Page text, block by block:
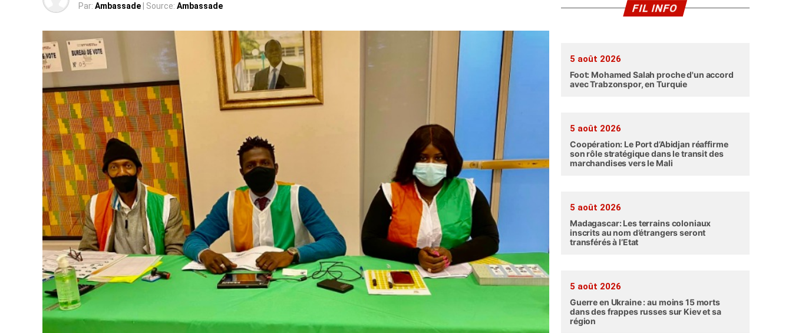
Par: Ambassade | Source: Ambassade FIL INFO
5 août 2026
Foot: Mohamed Salah proche d'un accord
avec Trabzonspor, en Turquie
5 août 2026
Coopération: Le Port d’Abidjan réaffirme
son rôle stratégique dans le transit des
marchandises vers le Mali
5 août 2026
Madagascar: Les terrains coloniaux
inscrits au nom d’étrangers seront
transférés à l’Etat
5 août 2026
Guerre en Ukraine : au moins 15 morts
dans des frappes russes sur Kiev et sa
région